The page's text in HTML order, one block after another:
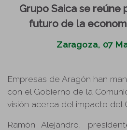
Grupo Saica se reúne
futuro de la
Zaragoza, 07
Empresas de Aragón han
con el Gobierno de la
visión acerca del impacto del
Ramón Alejandro,